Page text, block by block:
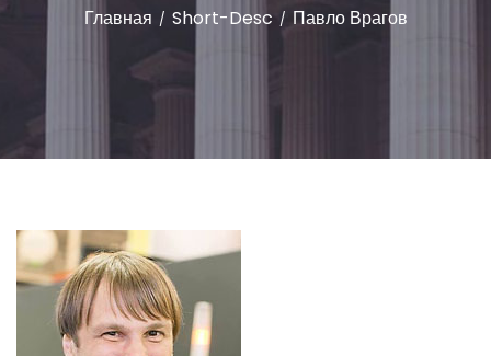
Главная / Short-Desc / Павло Врагов